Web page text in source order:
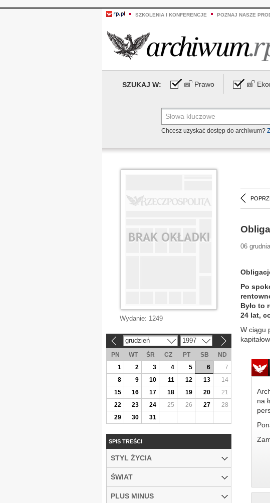
SZKOLENIA I KONFERENCJE POZNAJ NASZE
SZUKAJ W: Prawo
Chcesz uzyskać dostęp do archiwum?
06
Po
Było to
24 lat,
W ciągu
na
Wydanie: 1249
grudzień 1997
PN WT ŚR CZ PT SB
ND
1
2 3 4 5 6
7
8
9 10 11 12 13
14
15
16 17 18 19 20
21
22
23 24 25 26 27
28
29
30 31
SPIS TREŚCI
STYL ŻYCIA
ŚWIAT
PLUS MINUS